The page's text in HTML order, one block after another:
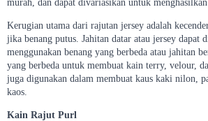
murah, dan dapat divariasikan untuk
Kerugian utama dari rajutan jersey adalah
jika benang putus. Jahitan datar atau jersey dapat
menggunakan benang yang berbeda atau jahitan
yang berbeda untuk membuat kain terry, velour,
juga digunakan dalam membuat kaus kaki nilon,
kaos.
Kain Rajut Purl